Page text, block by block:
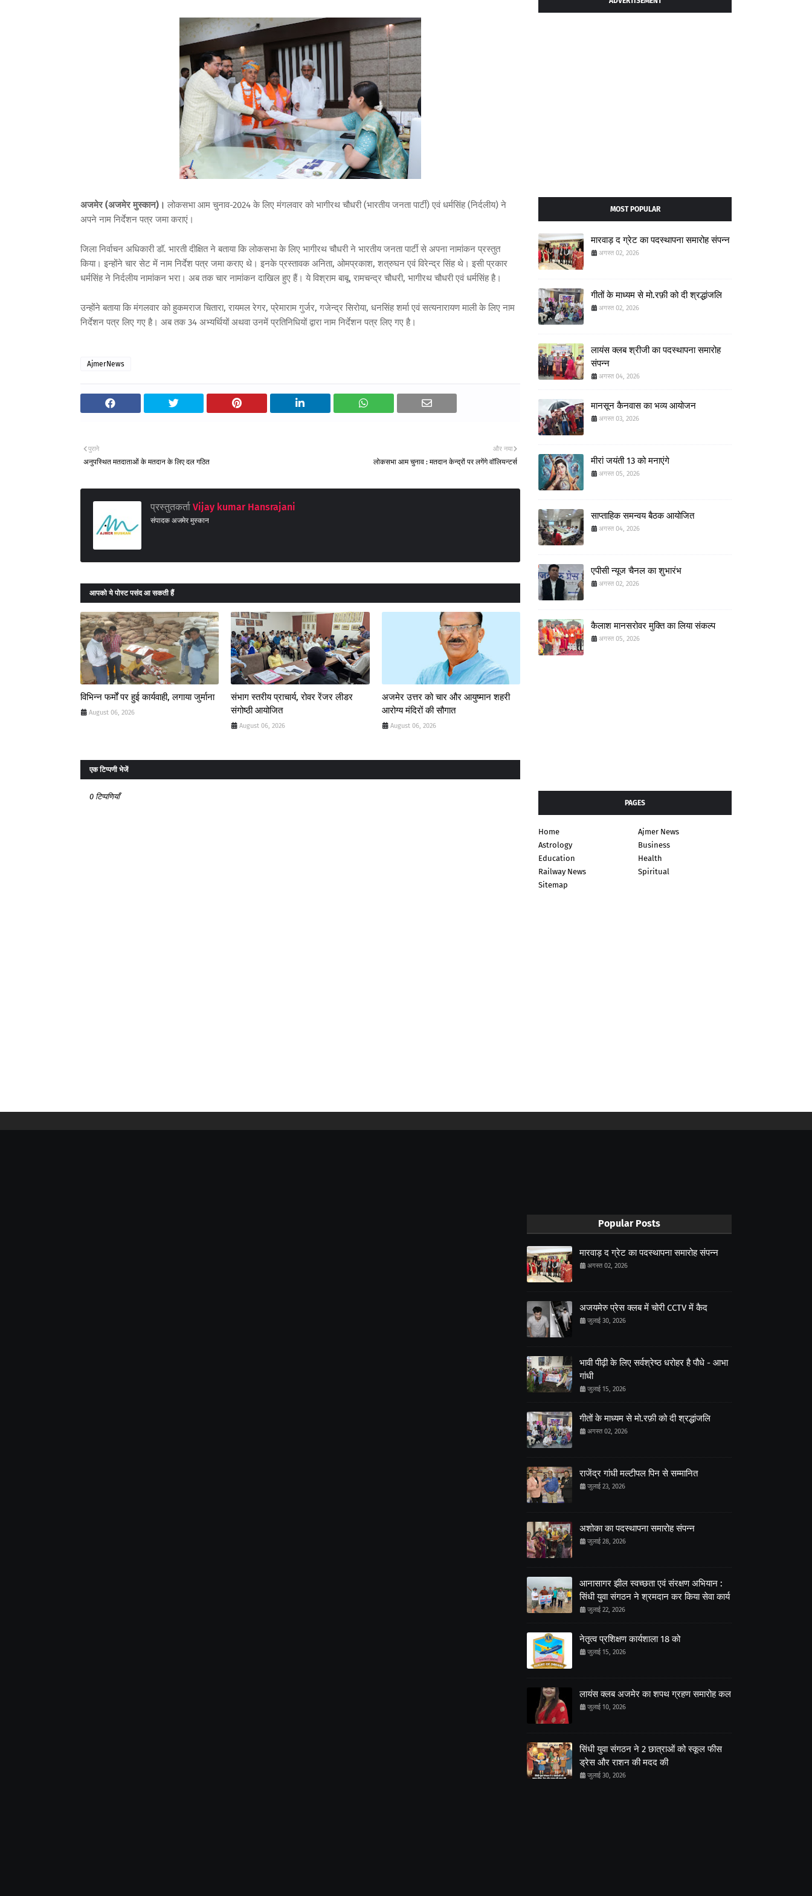
अजमेर (अजमेर मुस्कान)। लोकसभा आम चुनाव-2024 के लिए मंगलवार को भागीरथ चौधरी (भारतीय जनता पार्टी) एवं धर्मसिंह (निर्दलीय) ने
अपने नाम निर्देशन पत्र जमा कराएं।
जिला निर्वाचन अधिकारी डॉ. भारती दीक्षित ने बताया कि लोकसभा के लिए भागीरथ चौधरी ने भारतीय जनता पार्टी से अपना नामांकन प्रस्तुत
किया। इन्होंने चार सेट में नाम निर्देश पत्र जमा कराए थे। इनके प्रस्तावक अनिता, ओमप्रकाश, शत्रुघन एवं विरेन्द्र सिंह थे। इसी प्रकार
धर्मसिंह ने निर्दलीय नामांकन भरा। अब तक चार नामांकन दाखिल हुए हैं। ये विश्राम बाबू, रामचन्द्र चौधरी, भागीरथ चौधरी एवं धर्मसिंह है।
उन्होंने बताया कि मंगलवार को हुकमराज चितारा, रायमल रेगर, प्रेमाराम गुर्जर, गजेन्द्र सिरोया, धनसिंह शर्मा एवं सत्यनारायण माली के लिए नाम
निर्देशन पत्र लिए गए है। अब तक 34 अभ्यर्थियों अथवा उनमें प्रतिनिधियों द्वारा नाम निर्देशन पत्र लिए गए है।
AjmerNews
और नया
लोकसभा आम चुनाव : मतदान केन्द्रों पर लगेंगे वॉलियन्टर्स
पुराने
अनुपस्थित मतदाताओं के मतदान के लिए दल गठित
प्रस्तुतकर्ता Vijay kumar Hansrajani
संपादक अजमेर मुस्कान
आपको ये पोस्ट पसंद आ सकती हैं
विभिन्न फर्मों पर हुई कार्यवाही, लगाया जुर्माना
August 06, 2026
संभाग स्तरीय प्राचार्य, रोवर रेंजर लीडर
संगोष्ठी आयोजित
August 06, 2026
अजमेर उत्तर को चार और आयुष्मान शहरी
आरोग्य मंदिरों की सौगात
August 06, 2026
एक टिप्पणी भेजें
0 टिप्पणियाँ
MOST POPULAR
मारवाड़ द ग्रेट का पदस्थापना समारोह संपन्न
अगस्त 02, 2026
गीतों के माध्यम से मो.रफ़ी को दी श्रद्धांजलि
अगस्त 02, 2026
लायंस क्लब श्रीजी का पदस्थापना समारोह
संपन्न
अगस्त 04, 2026
मानसून कैनवास का भव्य आयोजन
अगस्त 03, 2026
मीरां जयंती 13 को मनाएंगे
अगस्त 05, 2026
साप्ताहिक समन्वय बैठक आयोजित
अगस्त 04, 2026
एपीसी न्यूज चैनल का शुभारंभ
अगस्त 02, 2026
कैलाश मानसरोवर मुक्ति का लिया संकल्प
अगस्त 05, 2026
PAGES
Home
Ajmer News
Astrology
Business
Education
Health
Railway News
Spiritual
Sitemap
Popular Posts
मारवाड़ द ग्रेट का पदस्थापना समारोह संपन्न
अगस्त 02, 2026
अजयमेरु प्रेस क्लब में चोरी CCTV में कैद
जुलाई 30, 2026
भावी पीढ़ी के लिए सर्वश्रेष्ठ धरोहर है पौधे - आभा
गांधी
जुलाई 15, 2026
गीतों के माध्यम से मो.रफ़ी को दी श्रद्धांजलि
अगस्त 02, 2026
राजेंद्र गांधी मल्टीपल पिन से सम्मानित
जुलाई 23, 2026
अशोका का पदस्थापना समारोह संपन्न
जुलाई 28, 2026
आनासागर झील स्वच्छता एवं संरक्षण अभियान :
सिंधी युवा संगठन ने श्रमदान कर किया सेवा कार्य
जुलाई 22, 2026
नेतृत्व प्रशिक्षण कार्यशाला 18 को
जुलाई 15, 2026
लायंस क्लब अजमेर का शपथ ग्रहण समारोह कल
जुलाई 10, 2026
सिंधी युवा संगठन ने 2 छात्राओं को स्कूल फीस
ड्रेस और राशन की मदद की
जुलाई 30, 2026